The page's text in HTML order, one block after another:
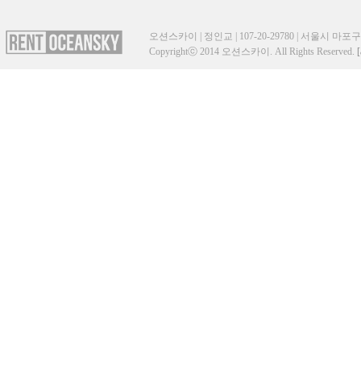
오션스카이 | 정인교 | 107-20-29780 | 서울시 마포
Copyrightⓒ 2014 오션스카이. All Rights Reserved.